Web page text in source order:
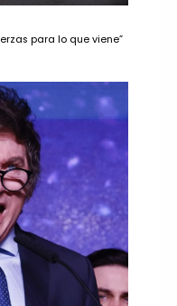
para lo que viene”